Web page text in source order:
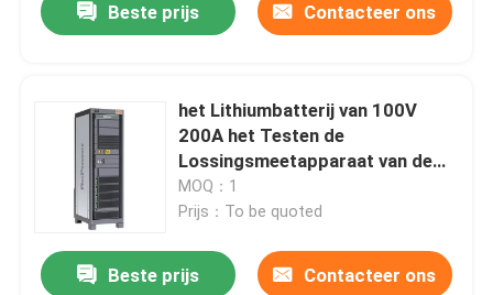
Beste prijs Contacteer ons
het Lithiumbatterij van 100V
200A het Testen de
Lossingsmeetapparaat van de
Materiaallast
MOQ：1
Prijs：To be quoted
Beste prijs Contacteer ons